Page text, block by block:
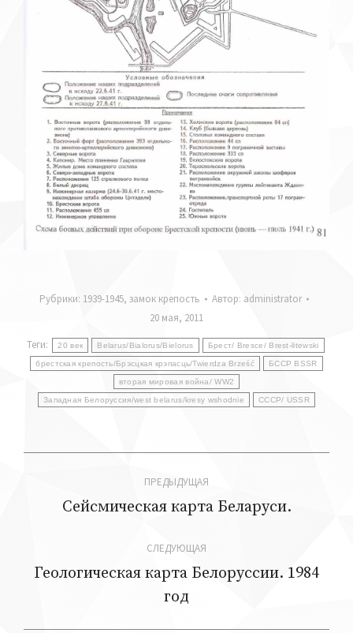
Рубрики: 1939-1945, замок крепость Автор: administrator
20 мая, 2011
Теги:
20 век Belarus/Bialorus/Bielorus Брест/ Bresce/ Brest-litewski
брестская крепость/Брэсцкая крэпасць/Twierdza Brześć БССР BSSR
вторая мировая война/ WW2
Западная Белоруссия/west belarus/kresy wshodnie СССР/ USSR
ПРЕДЫДУЩАЯ
Предыдущая
Сейсмическая карта Беларуси.
СЛЕДУЮЩАЯ
Следующая
запись:
Геологическая карта Белоруссии. 1984
год